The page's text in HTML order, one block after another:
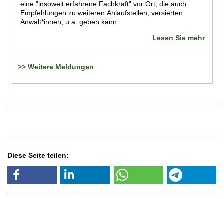
eine "insoweit erfahrene Fachkraft" vor Ort, die auch
Empfehlungen zu weiteren Anlaufstellen, versierten
Anwält*innen, u.a. geben kann.
Lesen Sie mehr
>> Weitere Meldungen
Diese Seite teilen: